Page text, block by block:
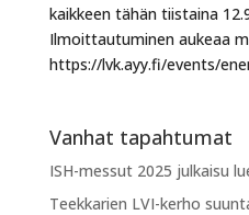
kaikkeen tähän tiistaina
Ilmoittautuminen aukeaa
https://lvk.ayy.fi/events/
Vanhat tapahtumat
ISH-messut 2025 julkaisu
Teekkarien LVI-kerho